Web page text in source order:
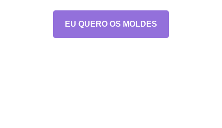
EU QUERO OS MOLDES